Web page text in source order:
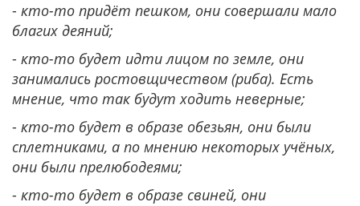
- кто-то придёт пешком, они совершали мало
благих деяний;
- кто-то будет идти лицом по земле, они
занимались ростовщичеством (риба). Есть
мнение, что так будут ходить неверные;
- кто-то будет в образе обезьян, они были
сплетниками, а по мнению некоторых учёных,
они были прелюбодеями;
- кто-то будет в образе свиней, они